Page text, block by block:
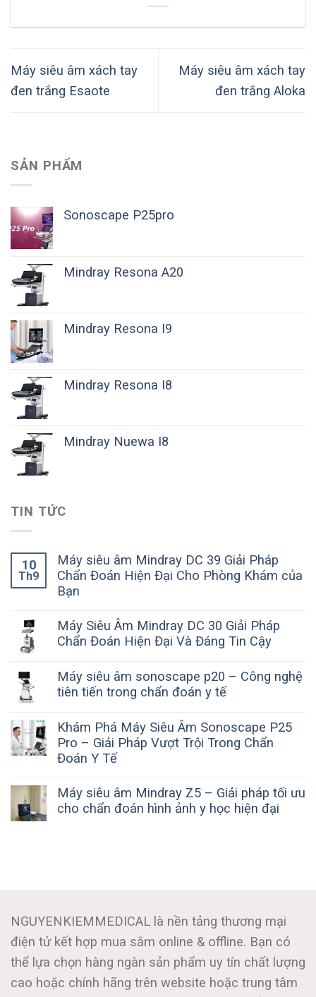
Máy siêu âm xách tay
đen trắng Esaote
Máy siêu âm xách tay
đen trắng Aloka
SẢN PHẨM
Sonoscape P25pro
Mindray Resona A20
Mindray Resona I9
Mindray Resona I8
Mindray Nuewa I8
TIN TỨC
10
Th9
Máy siêu âm Mindray DC 39 Giải Pháp
Chẩn Đoán Hiện Đại Cho Phòng Khám của
Bạn
Máy Siêu Âm Mindray DC 30 Giải Pháp
Chẩn Đoán Hiện Đại Và Đáng Tin Cậy
Máy siêu âm sonoscape p20 – Công nghệ
tiên tiến trong chẩn đoán y tế
Khám Phá Máy Siêu Âm Sonoscape P25
Pro – Giải Pháp Vượt Trội Trong Chẩn
Đoán Y Tế
Máy siêu âm Mindray Z5 – Giải pháp tối ưu
cho chẩn đoán hình ảnh y học hiện đại
NGUYENKIEMMEDICAL là nền tảng thương mại
điện tử kết hợp mua sắm online & offline. Bạn có
thể lựa chọn hàng ngàn sản phẩm uy tín chất lượng
cao hoặc chính hãng trên website hoặc trung tâm